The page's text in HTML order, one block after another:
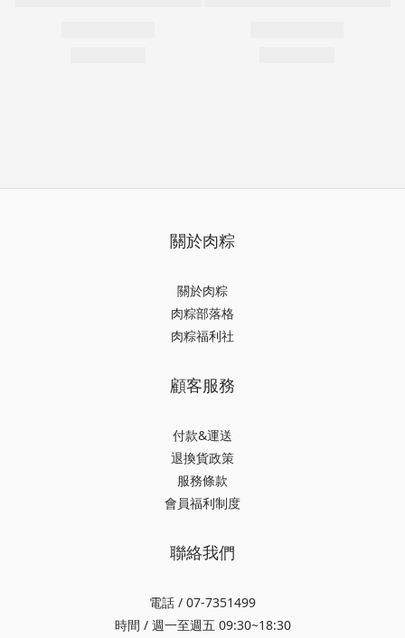
關於肉粽
關於肉粽
肉粽部落格
肉粽福利社
顧客服務
付款&運送
退換貨政策
服務條款
會員福利制度
聯絡我們
電話 / 07-7351499
時間 / 週一至週五 09:30~18:30